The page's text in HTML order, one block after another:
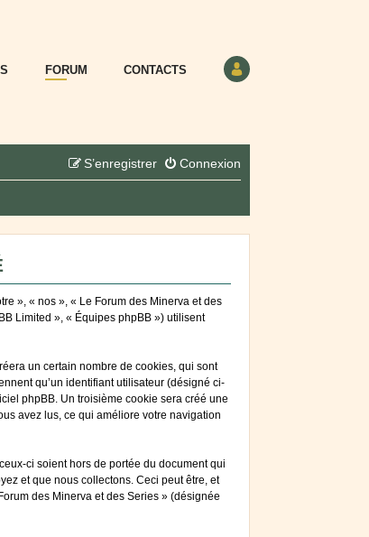
FORUM CONTACTS
Connexion
S’enregistrer
», « nos », « Le Forum des Minerva et des
Limited », « Équipes phpBB ») utilisent
un certain nombre de cookies, qui sont
qu’un identifiant utilisateur (désigné ci-
phpBB. Un troisième cookie sera créé une
avez lus, ce qui améliore votre navigation
ci soient hors de portée du document qui
et que nous collectons. Ceci peut être, et
des Minerva et des Series » (désignée